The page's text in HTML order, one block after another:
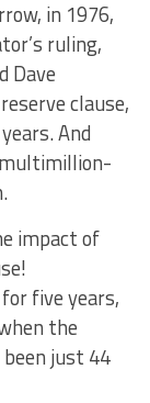
in 1976,
ruling,
Dave
clause,
And
impact of
five years,
the
just 44